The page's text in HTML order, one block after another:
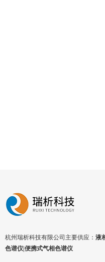
杭州瑞析科技有限公司主要供应： 液
色谱仪|便携式气相色谱仪